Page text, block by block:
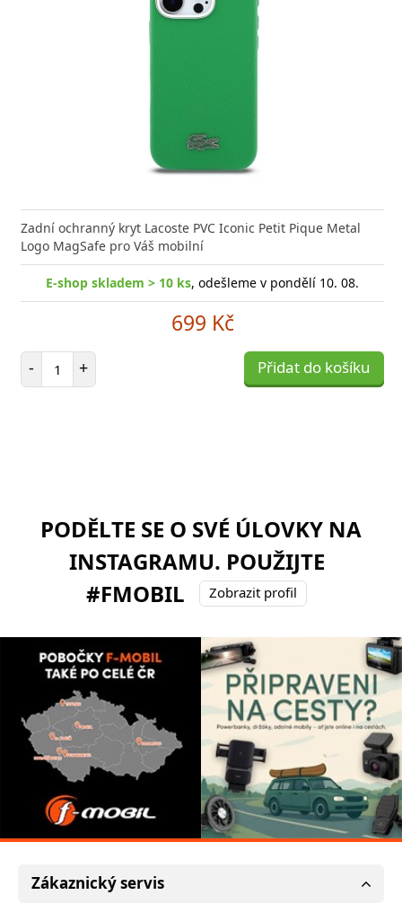
Zadní ochranný kryt Lacoste PVC Iconic Petit Pique Metal
Logo MagSafe pro Váš mobilní
E-shop skladem > 10 ks, odešleme v pondělí 10. 08.
699 Kč
- Počet položek
+ Přidat do košíku
PODĚLTE SE O SVÉ ÚLOVKY NA
INSTAGRAMU. POUŽIJTE
#FMOBIL
Zobrazit profil
Zákaznický servis